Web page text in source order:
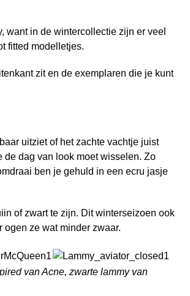
want in de wintercollectie zijn er veel
fitted modelletjes.
zit en de exemplaren die je kunt
uitziet of het zachte vachtje juist
dag van look moet wisselen. Zo
ben je gehuld in een ecru jasje
of zwart te zijn. Dit winterseizoen ook
ogen ze wat minder zwaar.
van Acne, zwarte lammy van